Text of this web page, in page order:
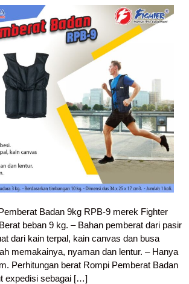
Badan 9kg RPB-9 merek Fighter
beban 9 kg. – Bahan pemberat dari pasir
dari kain terpal, kain canvas dan busa
memakainya, nyaman dan lentur. – Hanya
Perhitungan berat Rompi Pemberat Badan
expedisi sebagai […]